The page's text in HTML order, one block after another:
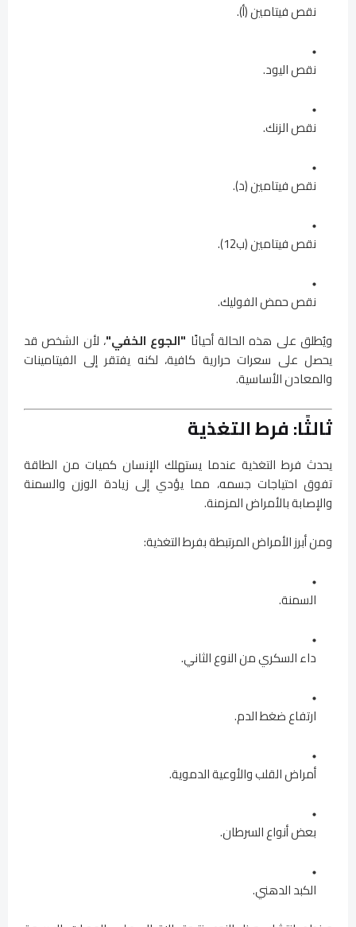
نقص فيتامين (أ).
نقص اليود.
نقص الزنك.
نقص فيتامين (د).
نقص فيتامين (ب12).
نقص حمض الفوليك.
ويُطلق على هذه الحالة أحيانًا "الجوع الخفي"، لأن الشخص قد
يحصل على سعرات حرارية كافية، لكنه يفتقر إلى الفيتامينات
والمعادن الأساسية.
ثالثًا: فرط التغذية
يحدث فرط التغذية عندما يستهلك الإنسان كميات من الطاقة
تفوق احتياجات جسمه، مما يؤدي إلى زيادة الوزن والسمنة
والإصابة بالأمراض المزمنة.
ومن أبرز الأمراض المرتبطة بفرط التغذية:
السمنة.
داء السكري من النوع الثاني.
ارتفاع ضغط الدم.
أمراض القلب والأوعية الدموية.
بعض أنواع السرطان.
الكبد الدهني.